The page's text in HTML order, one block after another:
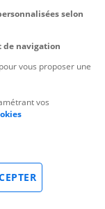
selon
de navigation
vous proposer une
vos